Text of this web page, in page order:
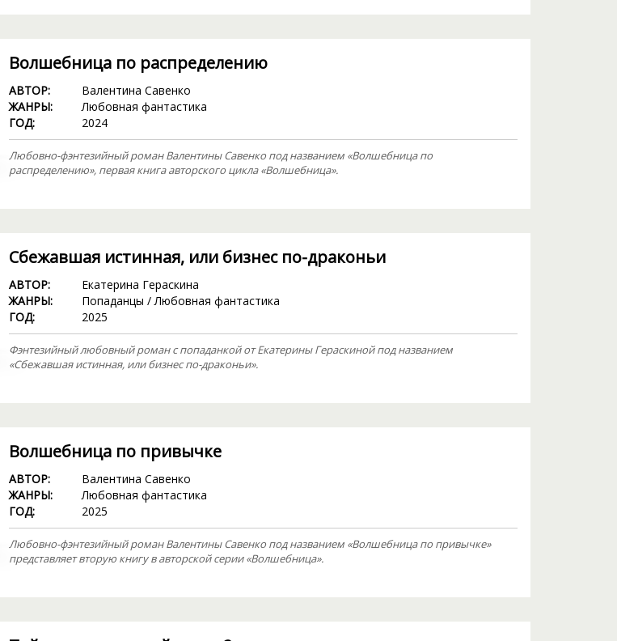
Волшебница по распределению
АВТОР:
Валентина Савенко
ЖАНРЫ:
Любовная фантастика
ГОД:
2024
Любовно-фэнтезийный роман Валентины Савенко под названием «Волшебница по
распределению», первая книга авторского цикла «Волшебница».
Сбежавшая истинная, или бизнес по-драконьи
АВТОР:
Екатерина Гераскина
ЖАНРЫ:
Попаданцы /Любовная фантастика
ГОД:
2025
Фэнтезийный любовный роман с попаданкой от Екатерины Гераскиной под названием
«Сбежавшая истинная, или бизнес по-драконьи».
Волшебница по привычке
АВТОР:
Валентина Савенко
ЖАНРЫ:
Любовная фантастика
ГОД:
2025
Любовно-фэнтезийный роман Валентины Савенко под названием «Волшебница по привычке»
представляет вторую книгу в авторской серии «Волшебница».